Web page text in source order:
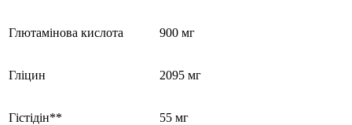
Глютамінова кислота 900 мг
Гліцин 2095 мг
Гістідін** 55 мг